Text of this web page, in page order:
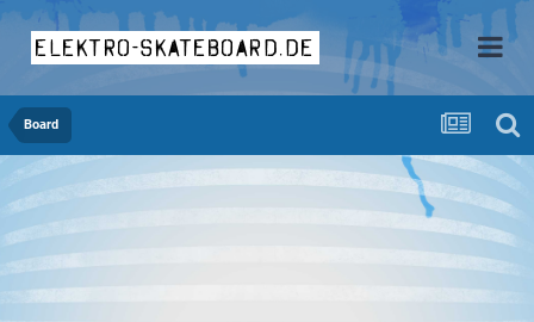
elektro-skateboard.de
Board